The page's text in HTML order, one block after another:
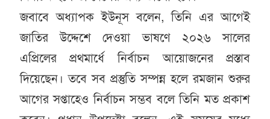
জবাবে অধ্যাপক ইউনূস বলেন, তিনি এর আগেই
জাতির উদ্দেশে দেওয়া ভাষণে ২০২৬ সালের
এপ্রিলের প্রথমার্ধে নির্বাচন আয়োজনের প্রস্তাব
দিয়েছেন। তবে সব প্রস্তুতি সম্পন্ন হলে রমজান শুরুর
আগের সপ্তাহেও নির্বাচন সম্ভব বলে তিনি মত প্রকাশ